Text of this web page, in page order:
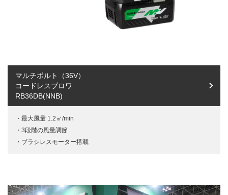
マルチボルト（36V）
コードレスブロワ
RB36DB(NNB)
最大風量 1.2㎥/min
3段階の風量調節
ブラシレスモーター搭載